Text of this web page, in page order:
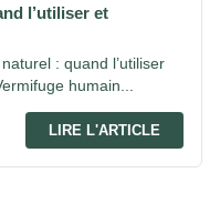
l’utiliser et
: quand l’utiliser
humain...
LIRE L'ARTICLE